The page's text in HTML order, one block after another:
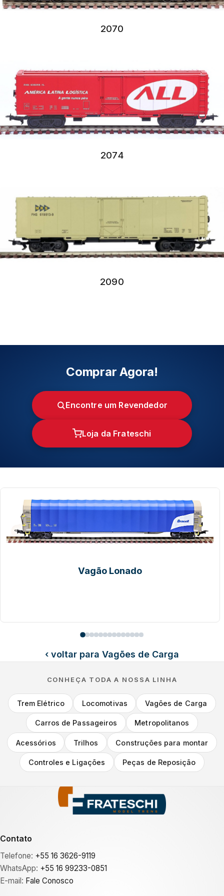
2070
2074
2090
Comprar Agora!
Encontre um Revendedor
Loja da Frateschi
‹ voltar para Vagões de Carga
CONHEÇA TODA A NOSSA LINHA
Trem Elétrico Locomotivas Vagões de Carga
Carros de Passageiros Metropolitanos
Acessórios Trilhos Construções para montar
Controles e Ligações Peças de Reposição
Contato
Telefone: +55 16 3626-9119
WhatsApp: +55 16 99233-0851
E-mail: Fale Conosco